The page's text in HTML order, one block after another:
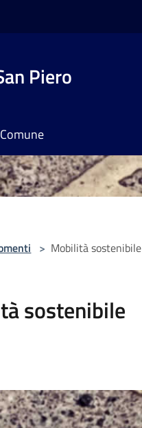
Piero
> Mobilità sostenibile
sostenibile